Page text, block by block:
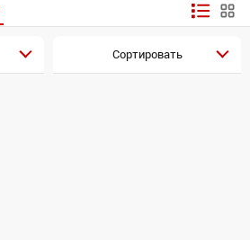
Сортировать